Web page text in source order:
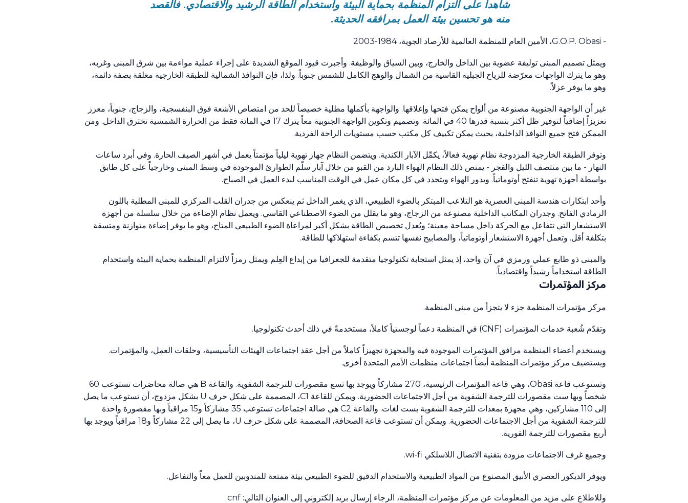
شاهداً على التزام المنظمة‏ بحماية البيئة واستخدام الطاقة الرشيد والاقتصادي. فالقصد
منه هو تحسين بيئة العمل بمرافقه الحديثة.
- ‎G.O.P. Obasi‏، الأمين العام للمنظمة العالمية للأرصاد الجوية، ‎2003-1984
ويمثل تصميم المبنى توليفة عضوية بين الداخل والخارج، وبين السياق والوظيفة. وأجبرت قيود الموقع الشديدة على إجراء عملية مواءمة بين شرق المبنى وغربه،
وهو ما يترك الواجهات معرّضة للرياح الجبلية القاسية من الشمال والوهج الكامل للشمس جنوباً. ولذا، فإن النوافذ الشمالية للطبقة الخارجية مغلقة بصفة دائمة،
وهو ما يوفر عزلاً.
غير أن الواجهة الجنوبية مصنوعة من ألواح يمكن فتحها وإغلاقها. والواجهة بأكملها مطلية خصيصاً للحد من امتصاص الأشعة فوق البنفسجية، والزجاج، جنوباً، معزز
تعزيزاً إضافياً لتوفير ظل أكثر بنسبة قدرها ‎40‏ في المائة. وتصميم وتكوين الواجهة الجنوبية معاً يترك ‎17‏ في المائة فقط من الحرارة الشمسية تخترق الداخل. ومن
الممكن فتح جميع النوافذ الداخلية، بحيث يمكن تكييف كل مكتب حسب مستويات الراحة الفردية.
وتوفر الطبقة الخارجية المزدوجة نظام تهوية فعالاً، يكمِّل الآبار الكندية. ويتضمن النظام جهاز تهوية ليلياً مؤتمتاً يعمل في أشهر الصيف الحارة. وفي أبرد ساعات
النهار - ما بين منتصف الليل والفجر - يمتص ذلك النظام الهواء البارد من القبو من خلال آبار سلّم الطوارئ الموجودة في وسط المبنى وخارجياً على كل طابق
بواسطة أجهزة تهوية تنفتح أوتوماتياً. ويدور الهواء ويتجدد في كل مكان عمل في الوقت المناسب لبدء العمل في الصباح.
وأحد ابتكارات هندسة المبنى العصرية هو التلاعب المبتكر بالضوء الطبيعي، الذي يغمر الداخل ثم ينعكس من جدران القلب المركزي للمبنى المطلية باللون
الرمادي الفاتح. وجدران المكاتب الداخلية مصنوعة من الزجاج، وهو ما يقلل من الضوء الاصطناعي القاسي. ويعمل نظام الإضاءة من خلال سلسلة من أجهزة
الاستشعار التي تتفاعل مع الحركة داخل مساحة معينة؛ ويُعدل تخصيص الطاقة بشكل أكبر لمراعاة الضوء الطبيعي المتاح، وهو ما يوفر إضاءة متوازنة ومتسقة
بتكلفة أقل. وتعمل أجهزة الاستشعار أوتوماتياً، والمصابيح نفسها تتسم بكفاءة استهلاكها للطاقة.
والمبنى ذو طابع عملي ورمزي في آن واحد، إذ يمثل استجابة تكنولوجيا متقدمة للجغرافيا من إبداع العِلم ويمثل رمزاً لالتزام المنظمة‏ بحماية البيئة واستخدام
الطاقة استخداماً رشيداً واقتصادياً.
مركز المؤتمرات
‏مركز مؤتمرات المنظمة جزء لا يتجزأ من مبنى المنظمة.
وتقدّم شُعبة خدمات المؤتمرات ‎(CNF)‏ في المنظمة دعماً لوجستياً كاملاً، مستخدمةً في ذلك أحدث تكنولوجيا.
ويستخدم أعضاء المنظمة مرافق المؤتمرات الموجودة فيه والمجهزة تجهيزاً كاملاً من أجل عقد اجتماعات الهيئات التأسيسية، وحلقات العمل، والمؤتمرات.
ويستضيف مركز مؤتمرات المنظمة أيضاً اجتماعات منظمات الأمم المتحدة أخرى.
‏وتستوعب قاعة Obasi، وهي قاعة المؤتمرات الرئيسية، ‎270 مشاركاً ويوجد بها تسع مقصورات للترجمة الشفوية. والقاعة B هي صالة محاضرات تستوعب 60
شخصاً وبها ست مقصورات للترجمة الشفوية من أجل الاجتماعات الحضورية. ويمكن للقاعة C1، المصممة على شكل حرف U بشكل مزدوج، أن تستوعب ما يصل
إلى 110 مشاركين، وهي مجهزة بمعدات للترجمة الشفوية بست لغات. والقاعة C2 هي صالة اجتماعات تستوعب 35 مشاركاً و15 مراقباً وبها مقصورة واحدة
للترجمة الشفوية من أجل الاجتماعات الحضورية. ويمكن أن تستوعب قاعة الصحافة، المصممة على شكل حرف U، ما يصل إلى 22 مشاركاً و18 مراقباً ويوجد بها
أربع مقصورات للترجمة الفورية.
وجميع غرف الاجتماعات مزودة بتقنية الاتصال اللاسلكي wi-fi.
ويوفر الديكور العصري الأنيق المصنوع من المواد الطبيعية والاستخدام الدقيق للضوء الطبيعي بيئة ممتعة للمندوبين للعمل معاً والتفاعل.
‏وللاطلاع على مزيد من المعلومات عن مركز مؤتمرات المنظمة، الرجاء إرسال بريد إلكتروني إلى العنوان التالي: ‎ cnf